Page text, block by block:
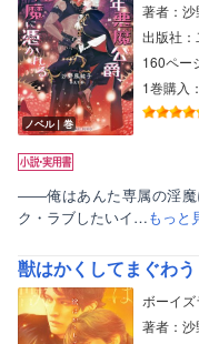
ノベル｜巻
著者：
出版社
160ペー
1巻購入
――俺はあんた専属の淫
ク・ラブしたいイ…もっと
獣はかくしてまぐわう
ボーイ
著者：